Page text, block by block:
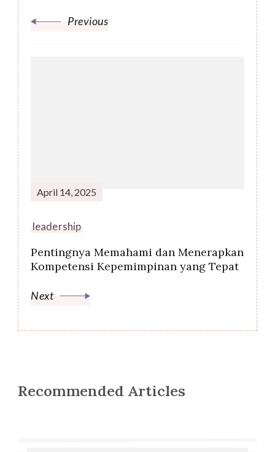
Previous
April 14, 2025
leadership
Pentingnya Memahami dan Menerapkan
Kompetensi Kepemimpinan yang Tepat
Next
Recommended Articles